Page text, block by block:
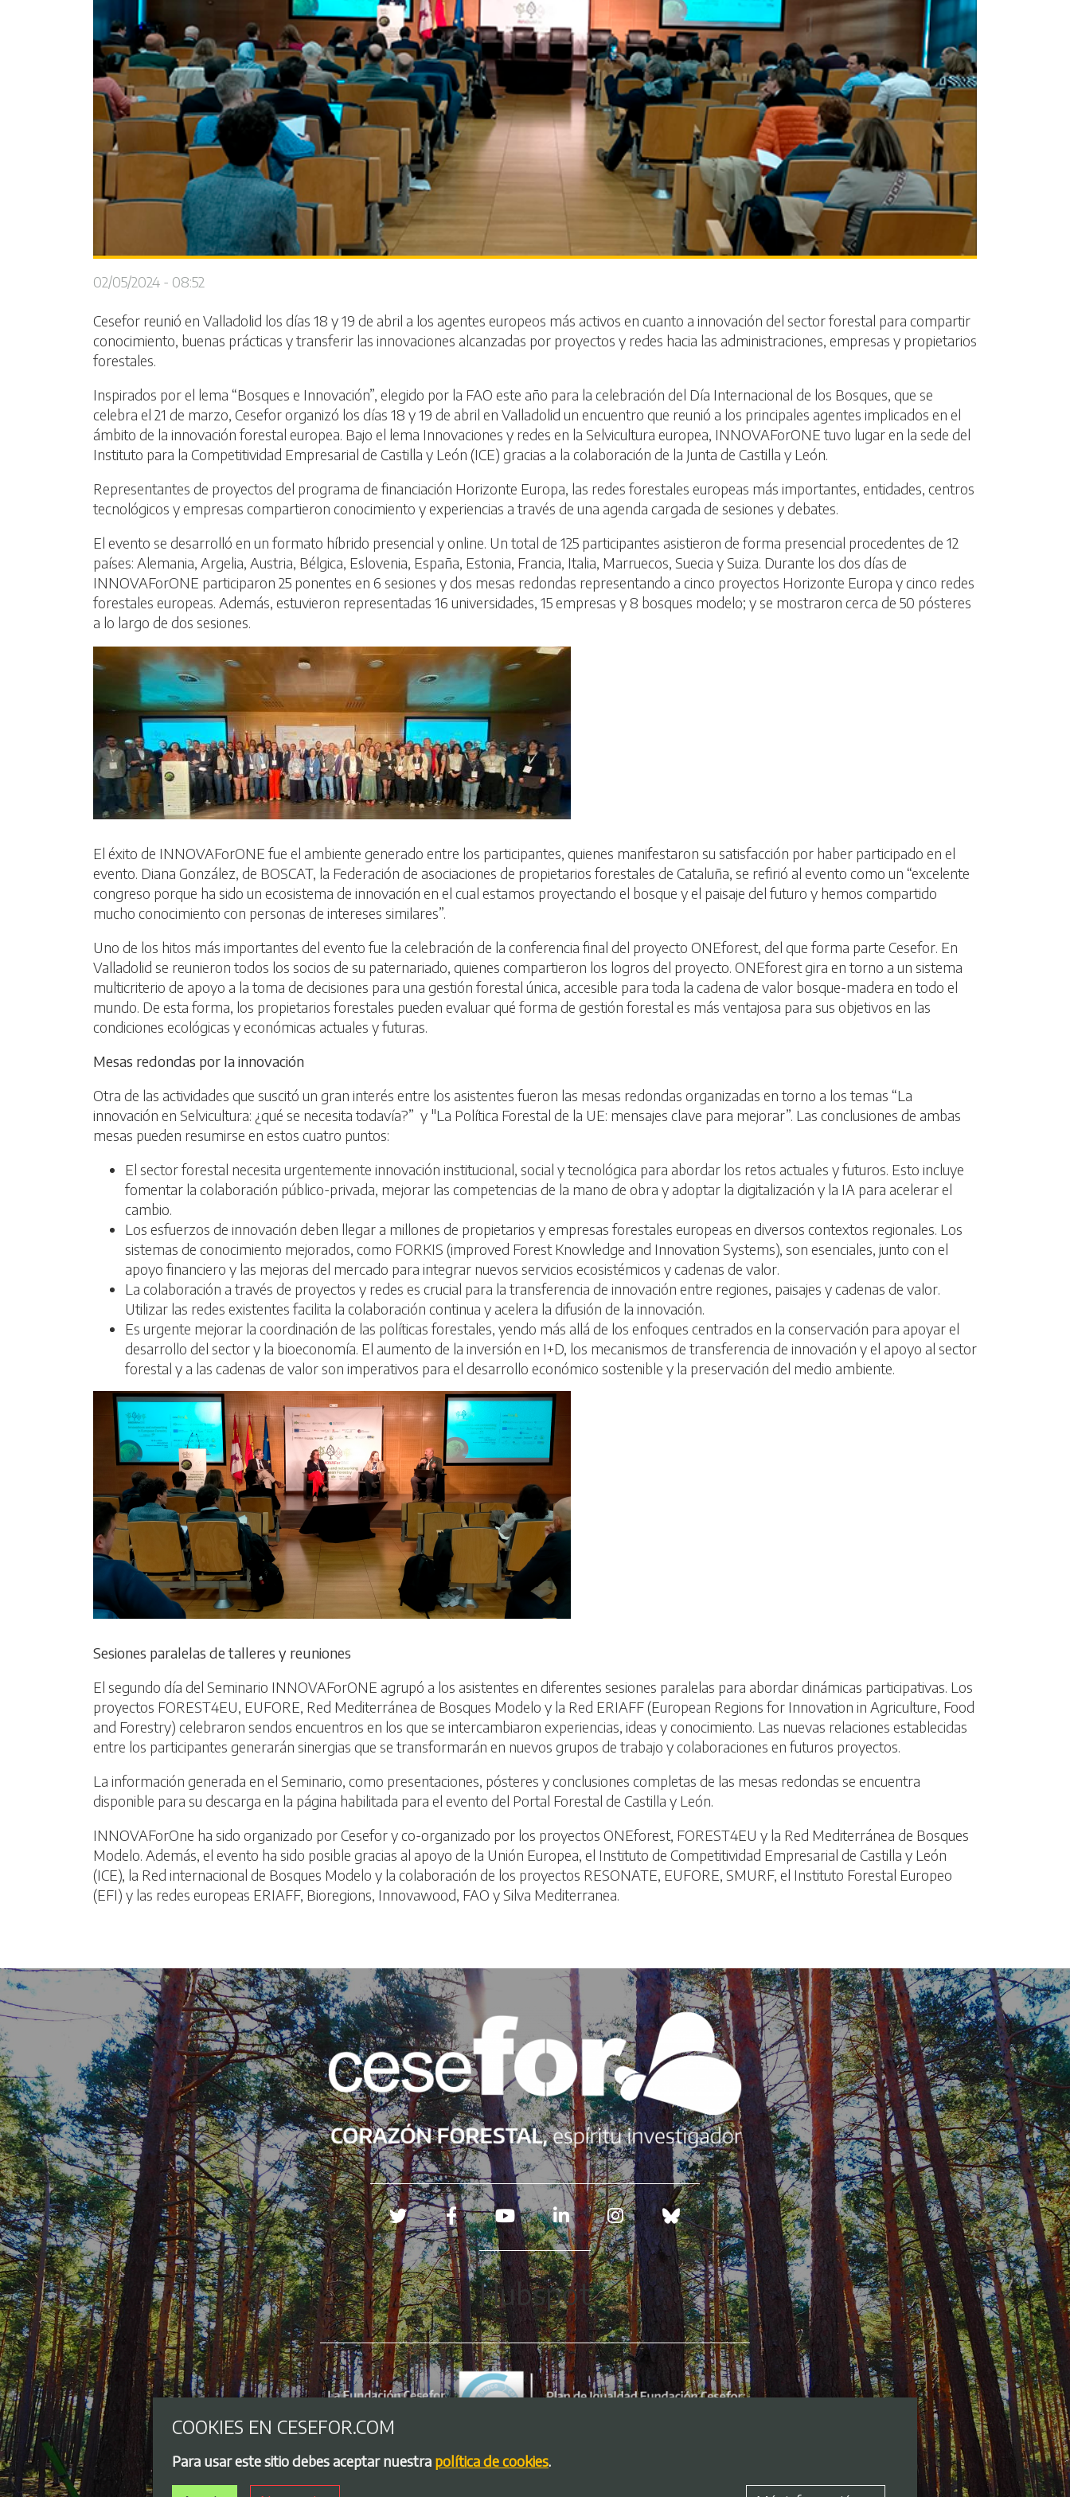
02/05/2024 - 08:52
Cesefor reunió en Valladolid los días 18 y 19 de abril a los agentes europeos más activos en cuanto a innovación del sector forestal para compartir
conocimiento, buenas prácticas y transferir las innovaciones alcanzadas por proyectos y redes hacia las administraciones, empresas y propietarios
forestales.
Inspirados por el lema “Bosques e Innovación”, elegido por la FAO este año para la celebración del Día Internacional de los Bosques, que se
celebra el 21 de marzo, Cesefor organizó los días 18 y 19 de abril en Valladolid un encuentro que reunió a los principales agentes implicados en el
ámbito de la innovación forestal europea. Bajo el lema Innovaciones y redes en la Selvicultura europea, INNOVAForONE tuvo lugar en la sede del
Instituto para la Competitividad Empresarial de Castilla y León (ICE) gracias a la colaboración de la Junta de Castilla y León.
Representantes de proyectos del programa de financiación Horizonte Europa, las redes forestales europeas más importantes, entidades, centros
tecnológicos y empresas compartieron conocimiento y experiencias a través de una agenda cargada de sesiones y debates.
El evento se desarrolló en un formato híbrido presencial y online. Un total de 125 participantes asistieron de forma presencial procedentes de 12
países: Alemania, Argelia, Austria, Bélgica, Eslovenia, España, Estonia, Francia, Italia, Marruecos, Suecia y Suiza. Durante los dos días de
INNOVAForONE participaron 25 ponentes en 6 sesiones y dos mesas redondas representando a cinco proyectos Horizonte Europa y cinco redes
forestales europeas. Además, estuvieron representadas 16 universidades, 15 empresas y 8 bosques modelo; y se mostraron cerca de 50 pósteres
a lo largo de dos sesiones.
El éxito de INNOVAForONE fue el ambiente generado entre los participantes, quienes manifestaron su satisfacción por haber participado en el
evento. Diana González, de BOSCAT, la Federación de asociaciones de propietarios forestales de Cataluña, se refirió al evento como un “excelente
congreso porque ha sido un ecosistema de innovación en el cual estamos proyectando el bosque y el paisaje del futuro y hemos compartido
mucho conocimiento con personas de intereses similares”.
Uno de los hitos más importantes del evento fue la celebración de la conferencia final del proyecto ONEforest, del que forma parte Cesefor. En
Valladolid se reunieron todos los socios de su paternariado, quienes compartieron los logros del proyecto. ONEforest gira en torno a un sistema
multicriterio de apoyo a la toma de decisiones para una gestión forestal única, accesible para toda la cadena de valor bosque-madera en todo el
mundo. De esta forma, los propietarios forestales pueden evaluar qué forma de gestión forestal es más ventajosa para sus objetivos en las
condiciones ecológicas y económicas actuales y futuras.
Mesas redondas por la innovación
Otra de las actividades que suscitó un gran interés entre los asistentes fueron las mesas redondas organizadas en torno a los temas “La
innovación en Selvicultura: ¿qué se necesita todavía?” y "La Política Forestal de la UE: mensajes clave para mejorar”. Las conclusiones de ambas
mesas pueden resumirse en estos cuatro puntos:
El sector forestal necesita urgentemente innovación institucional, social y tecnológica para abordar los retos actuales y futuros. Esto incluye
fomentar la colaboración público-privada, mejorar las competencias de la mano de obra y adoptar la digitalización y la IA para acelerar el
cambio.
Los esfuerzos de innovación deben llegar a millones de propietarios y empresas forestales europeas en diversos contextos regionales. Los
sistemas de conocimiento mejorados, como FORKIS (improved Forest Knowledge and Innovation Systems), son esenciales, junto con el
apoyo financiero y las mejoras del mercado para integrar nuevos servicios ecosistémicos y cadenas de valor.
La colaboración a través de proyectos y redes es crucial para la transferencia de innovación entre regiones, paisajes y cadenas de valor.
Utilizar las redes existentes facilita la colaboración continua y acelera la difusión de la innovación.
Es urgente mejorar la coordinación de las políticas forestales, yendo más allá de los enfoques centrados en la conservación para apoyar el
desarrollo del sector y la bioeconomía. El aumento de la inversión en I+D, los mecanismos de transferencia de innovación y el apoyo al sector
forestal y a las cadenas de valor son imperativos para el desarrollo económico sostenible y la preservación del medio ambiente.
Sesiones paralelas de talleres y reuniones
El segundo día del Seminario INNOVAForONE agrupó a los asistentes en diferentes sesiones paralelas para abordar dinámicas participativas. Los
proyectos FOREST4EU, EUFORE, Red Mediterránea de Bosques Modelo y la Red ERIAFF (European Regions for Innovation in Agriculture, Food
and Forestry) celebraron sendos encuentros en los que se intercambiaron experiencias, ideas y conocimiento. Las nuevas relaciones establecidas
entre los participantes generarán sinergias que se transformarán en nuevos grupos de trabajo y colaboraciones en futuros proyectos.
La información generada en el Seminario, como presentaciones, pósteres y conclusiones completas de las mesas redondas se encuentra
disponible para su descarga en la página habilitada para el evento del Portal Forestal de Castilla y León.
INNOVAForOne ha sido organizado por Cesefor y co-organizado por los proyectos ONEforest, FOREST4EU y la Red Mediterránea de Bosques
Modelo. Además, el evento ha sido posible gracias al apoyo de la Unión Europea, el Instituto de Competitividad Empresarial de Castilla y León
(ICE), la Red internacional de Bosques Modelo y la colaboración de los proyectos RESONATE, EUFORE, SMURF, el Instituto Forestal Europeo
(EFI) y las redes europeas ERIAFF, Bioregions, Innovawood, FAO y Silva Mediterranea.
Redes sociales
Hubspot
COOKIES EN CESEFOR.COM
Para usar este sitio debes aceptar nuestra política de cookies.